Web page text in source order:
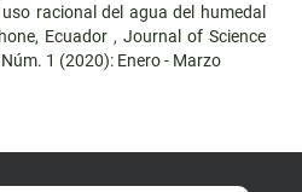
racional del agua del humedal
Ecuador , Journal of Science
1 (2020): Enero - Marzo